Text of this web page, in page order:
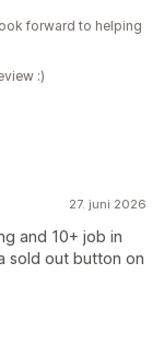
forward to helping
:)
27. juni 2026
and 10+ job in
sold out button on